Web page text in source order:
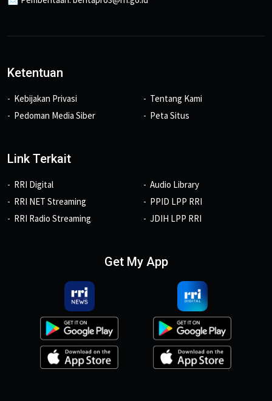
Ketentuan
Kebijakan Privasi
Pedoman Media Siber
Tentang Kami
Peta Situs
Link Terkait
RRI Digital
RRI NET Streaming
RRI Radio Streaming
Audio Library
PPID LPP RRI
JDIH LPP RRI
Get My App